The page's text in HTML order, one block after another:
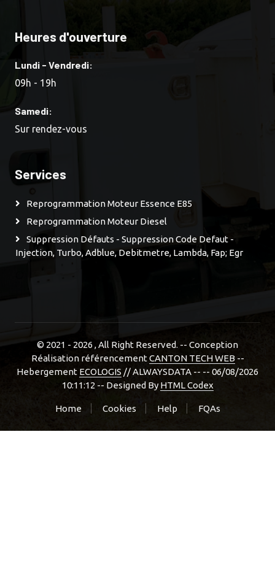
Heures d'ouverture
Lundi - Vendredi:
09h - 19h
Samedi:
Sur rendez-vous
Services
Reprogrammation Moteur Essence E85
Reprogrammation Moteur Diesel
Suppression Défauts - Suppression Code Defaut -
Injection, Turbo, Adblue, Debitmetre, Lambda, Fap; Egr
© 2021 - 2026 , All Right Reserved. -- Conception
Réalisation référencementCANTON TECH WEB--
Hebergement ECOLOGIS // ALWAYSDATA -- -- 06/08/2026
10:11:12 -- Designed By HTML Codex
Home Cookies Help FQAs